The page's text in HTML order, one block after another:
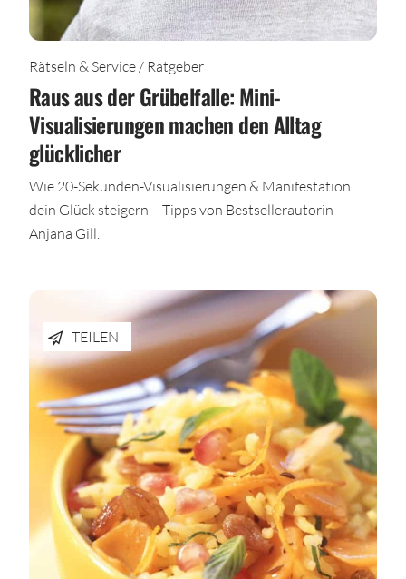
Rätseln & Service / Ratgeber
Raus aus der Grübelfalle: Mini-
Visualisierungen machen den Alltag
glücklicher
Wie 20-Sekunden-Visualisierungen & Manifestation
dein Glück steigern – Tipps von Bestsellerautorin
Anjana Gill.
TEILEN